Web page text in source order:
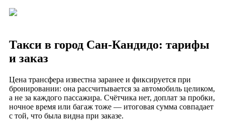
Такси в город Сан-Кандидо: тарифы
и заказ
Цена трансфера известна заранее и фиксируется при
бронировании: она рассчитывается за автомобиль целиком,
а не за каждого пассажира. Счётчика нет, доплат за пробки,
ночное время или багаж тоже — итоговая сумма совпадает
с той, что была видна при заказе.